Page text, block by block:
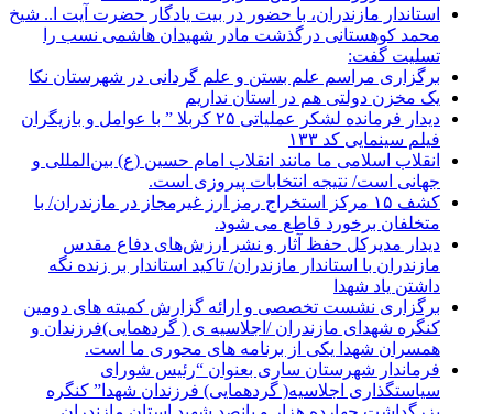
استاندار مازندران، با حضور در بیت یادگار حضرت آیت ا.. شیخ
محمد کوهستانی درگذشت مادر شهیدان هاشمی نسب را
تسلیت گفت:
برگزاری مراسم علم بستن و علم گردانی در شهرستان نکا
یک مخزن دولتی هم در استان نداریم
دیدار فرمانده لشکر عملیاتی ۲۵ کربلا ” با عوامل و بازیگران
فیلم سینمایی کد ۱۳۳
انقلاب اسلامی ما مانند انقلاب امام حسین (ع) بین‌المللی و
جهانی است/ نتیجه انتخابات پیروزی است.
کشف ۱۵ مرکز استخراج رمز ارز غیرمجاز در مازندران/ با
متخلفان برخورد قاطع می شود.
دیدار مدیرکل حفظ آثار و نشر ارزش‌های دفاع مقدس
مازندران با استاندار مازندران/ تاکید استاندار بر زنده نگه
داشتن یاد شهدا
برگزاری نشست تخصصی و ارائه گزارش کمیته های دومین
کنگره شهدای مازندران /اجلاسیه ی ( گردهمایی)فرزندان و
همسران شهدا یکی از برنامه های محوری ما است.
فرماندار شهرستان ساری بعنوان “رئیس شورای
سیاستگذاری اجلاسیه( گردهمایی) فرزندان شهدا” کنگره